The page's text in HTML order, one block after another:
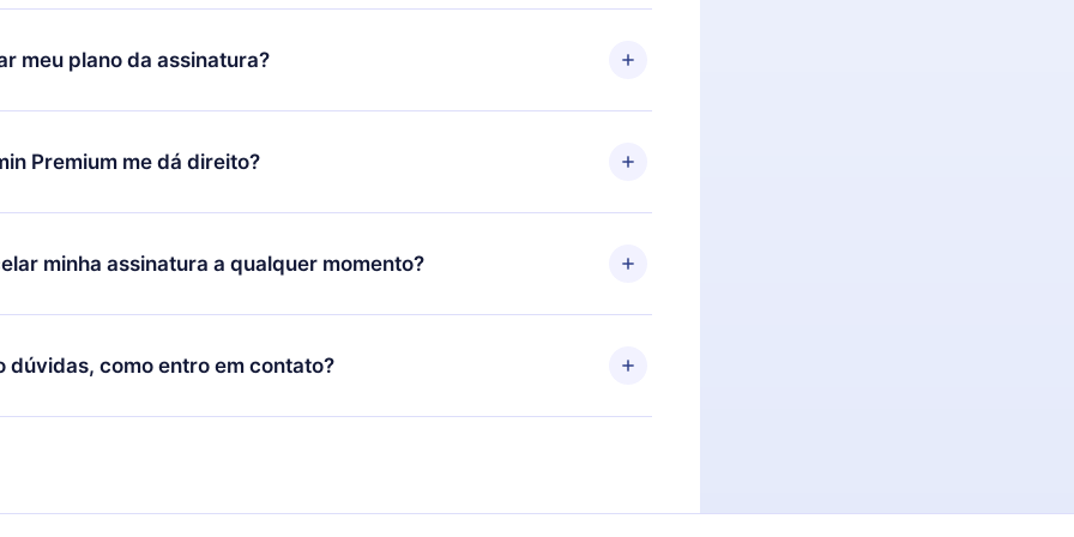
nosso aplicativo e começar a aproveitar nossa biblioteca. Se por algum
satisfeito com nossa plataforma, basta entrar em contato com nossa
(contato@12min.com) em até 7 dias após a compra e solicitar o
meu plano da assinatura?
só se aplicará a partir do próximo período de cobrança. Por
decidiu mudar sua assinatura mensal para anual, após confirmar a
o plano anual, o novo plano só será aplicado e cobrado após o aniversário
Premium me dá direito?
é um plano que te garante acesso a toda nossa biblioteca de 2500+
em 3 línguas (Inglês, espanhol e português) que você pode ler ou
momento através do nosso aplicativo disponível para iOS, Android e
minha assinatura a qualquer momento?
por não renovar sua assinatura do 12min, você pode cancelar a
e o próximo ciclo de cobrança não ocorrerá.
dúvidas, como entro em contato?
para entrar em contato porsupport@12min.com.